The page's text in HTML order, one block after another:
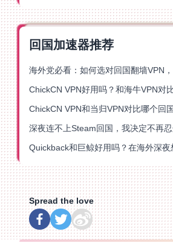
回国加速器推荐
深夜连不上Steam回国，我决定不再
Spread the love